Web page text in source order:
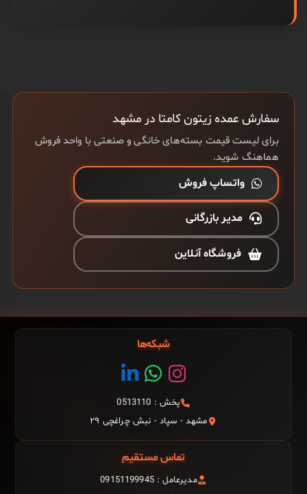
سفارش عمده زیتون کامتا در مشهد
برای لیست قیمت بسته‌های خانگی و صنعتی با واحد فروش
هماهنگ شوید.
واتساپ فروش
مدیر بازرگانی
فروشگاه آنلاین
شبکه‌ها
پخش : 0513110
مشهد - سپاد - نبش چراغچی ۲۹
تماس مستقیم
مدیرعامل : 09151199945